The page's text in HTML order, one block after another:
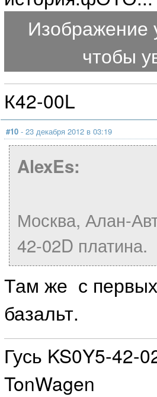
чтобы
К42-00L
#10 - 23 декабря 2012 в 03:19
AlexEs:
Москва, Алан-
42-02D платина.
Там же с первых
базальт.
Гусь KS0Y5-42-
TonWagen